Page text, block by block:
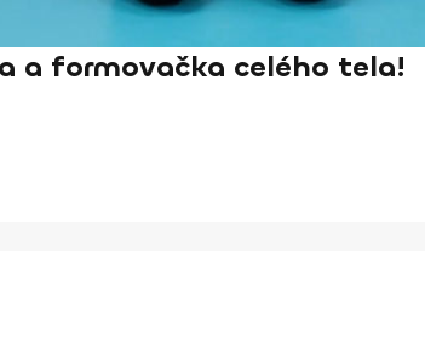
a formovačka celého tela!